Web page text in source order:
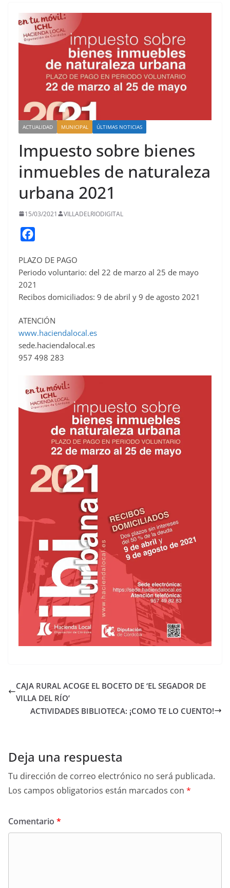
ACTUALIDAD MUNICIPAL ÚLTIMAS NOTICIAS
Impuesto sobre bienes
inmuebles de naturaleza
urbana 2021
15/03/2021 VILLADELRIODIGITAL
c
e
o
k
PLAZO DE PAGO
Periodo voluntario: del 22 de marzo al 25 de mayo
2021
Recibos domiciliados: 9 de abril y 9 de agosto 2021
ATENCIÓN
www.haciendalocal.es
sede.haciendalocal.es
957 498 283
CAJA RURAL ACOGE EL BOCETO DE ‘EL SEGADOR DE
VILLA DEL RÍO’
ACTIVIDADES BIBLIOTECA: ¡COMO TE LO CUENTO!
Deja una respuesta
Tu dirección de correo electrónico no será publicada.
Los campos obligatorios están marcados con *
Comentario *